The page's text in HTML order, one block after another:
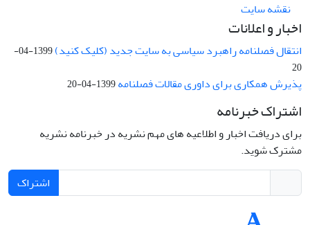
نقشه سایت
اخبار و اعلانات
انتقال فصلنامه راهبرد سیاسی به سایت جدید (کلیک کنید)
1399-04-
20
پذیرش همکاری برای داوری مقالات فصلنامه1399-04-20
اشتراک خبرنامه
برای دریافت اخبار و اطلاعیه های مهم نشریه در خبرنامه نشریه
مشترک شوید.
اشتراک